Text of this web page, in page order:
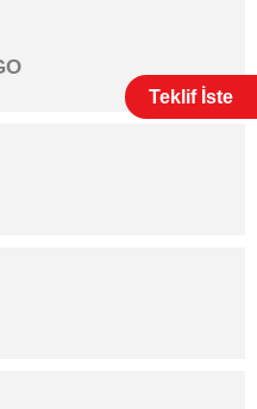
Teklif İste